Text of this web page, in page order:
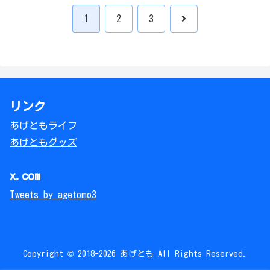
1 2 3 次
リンク
あげともライフ
あげともグッズ
x.com
Tweets by agetomo3
Copyright © 2018-2026 あげとも All Rights Reserved.